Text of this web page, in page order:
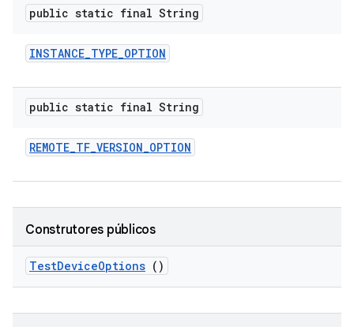
public static final String
INSTANCE_TYPE_OPTION
public static final String
REMOTE_TF_VERSION_OPTION
Construtores públicos
TestDeviceOptions ()